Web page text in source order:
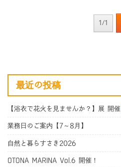
1/1
最近の投稿
【浴衣で花火を見ませんか？】展 開催
業務日のご案内【7～8月】
自然と暮らすさき2026
OTONA MARINA Vol.6 開催！